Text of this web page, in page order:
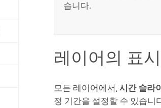
습니다.
레이어의 표
모든 레이어에서,시간 슬라
정 기간을 설정할 수 있습니